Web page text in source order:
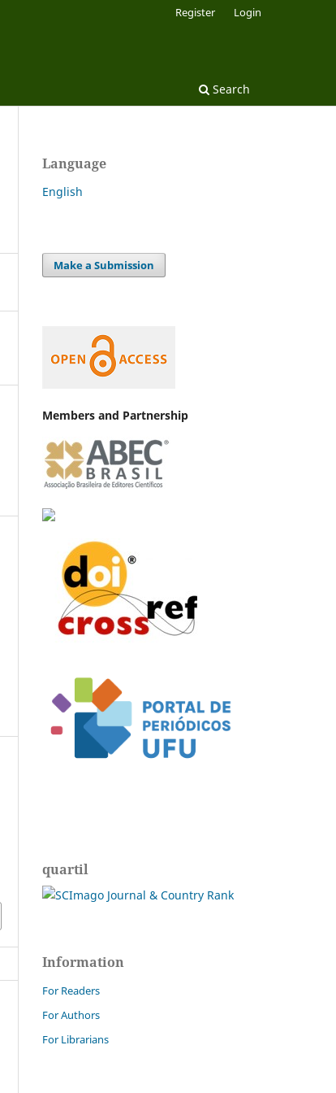
Search
Register Login
Language
English
Make a Submission
Members and Partnership
quartil
Information
For Readers
For Authors
For Librarians